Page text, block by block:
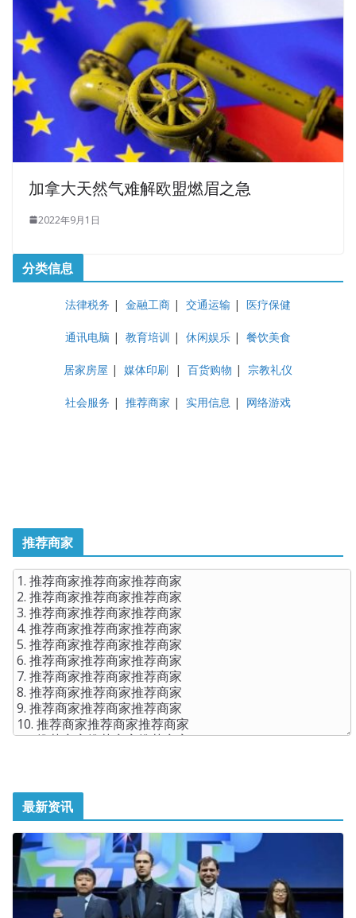
加拿大天然气难解欧盟燃眉之急
2022年9月1日
分类信息
法律税务 | 金融工商 | 交通运输 | 医疗保健
通讯电脑 | 教育培训 | 休闲娱乐 | 餐饮美食
居家房屋 | 媒体印刷 | 百货购物 | 宗教礼仪
社会服务 | 推荐商家 | 实用信息 | 网络游戏
推荐商家
最新资讯